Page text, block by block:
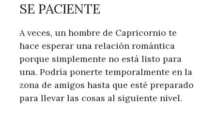
SE PACIENTE
A veces, un hombre de Capricornio te
hace esperar una relación romántica
porque simplemente no está listo para
una. Podría ponerte temporalmente en la
zona de amigos hasta que esté preparado
para llevar las cosas al siguiente nivel.